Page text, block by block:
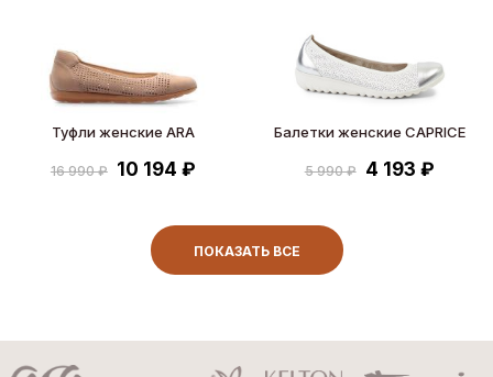
Туфли женские ARA
16 990 ₽ 10 194 ₽
Балетки женские CAPRICE
5 990 ₽ 4 193 ₽
ПОКАЗАТЬ ВСЕ